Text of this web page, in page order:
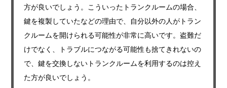
方が良いでしょう。こういったトランクルームの場合、
鍵を複製していたなどの理由で、自分以外の人がトラン
クルームを開けられる可能性が非常に高いです。盗難だ
けでなく、トラブルにつながる可能性も捨てきれないの
で、鍵を交換しないトランクルームを利用するのは控え
た方が良いでしょう。